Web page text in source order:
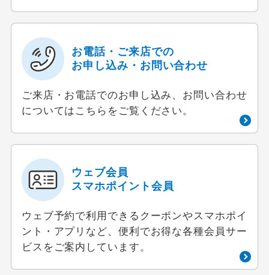
お電話・ご来店での
お申し込み・お問い合わせ
ご来店・お電話でのお申し込み、お問い合わせ
についてはこちらをご覧ください。
ウェブ会員
スマホポイント会員
ウェブ予約で利用できるクーポンやスマホポイ
ント・アプリなど、便利でお得な各種会員サー
ビスをご案内しています。